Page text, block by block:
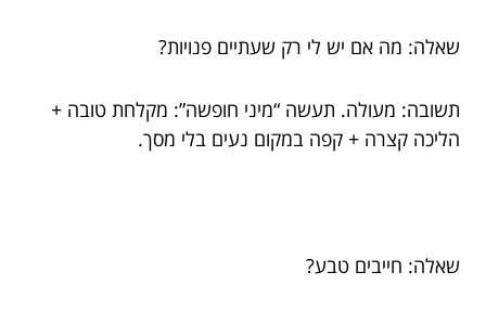
שאלה: מה אם יש לי רק שעתיים פנויות?
תשובה: מעולה. תעשה “מיני חופשה”: מקלחת טובה +
הליכה קצרה + קפה במקום נעים בלי מסך.
שאלה: חייבים טבע?